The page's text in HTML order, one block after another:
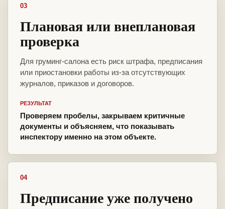
03
Плановая или внеплановая
проверка
Для груминг-салона есть риск штрафа, предписания
или приостановки работы из-за отсутствующих
журналов, приказов и договоров.
РЕЗУЛЬТАТ
Проверяем пробелы, закрываем критичные
документы и объясняем, что показывать
инспектору именно на этом объекте.
04
Предписание уже получено